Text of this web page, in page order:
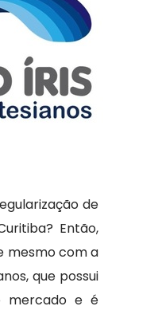
de
Então,
mesmo com a
que possui
mercado e é